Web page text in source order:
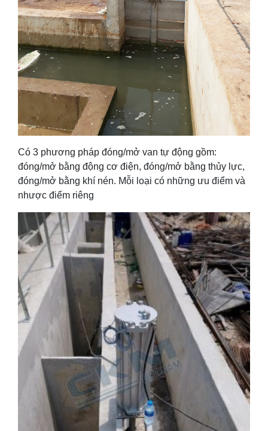
Có 3 phương pháp đóng/mở van tự động gồm:
đóng/mở bằng động cơ điện, đóng/mở bằng thủy lực,
đóng/mở bằng khí nén. Mỗi loại có những ưu điểm và
nhược điểm riêng